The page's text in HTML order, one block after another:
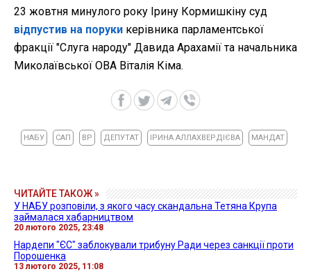
23 жовтня минулого року Ірину Кормишкіну суд
відпустив на поруки керівника парламентської
фракції "Слуга народу" Давида Арахамії та начальника
Миколаївської ОВА Віталія Кіма.
НАБУ САП ВР ДЕПУТАТ ІРИНА АЛЛАХВЕРДІЄВА МАНДАТ
ЧИТАЙТЕ ТАКОЖ »
У НАБУ розповіли, з якого часу скандальна Тетяна Крупа
займалася хабарництвом
20 лютого 2025, 23:48
Нардепи "ЄС" заблокували трибуну Ради через санкції проти
Порошенка
13 лютого 2025, 11:08